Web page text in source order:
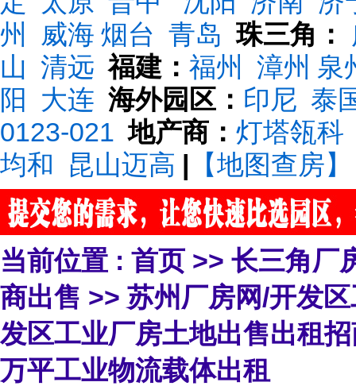
州
威海 烟台 青岛 珠三角：
山 清远 福建： 福州 漳州 泉
阳
大连 海外园区： 印尼 泰
0123-021 地产商： 灯塔瓴科
均和
昆山迈高 | 【地图查房】
当前位置 : 首页 >> 长三角厂
商出售 >> 苏州厂房网/开发
发区工业厂房土地出售出租
万平工业物流载体出租